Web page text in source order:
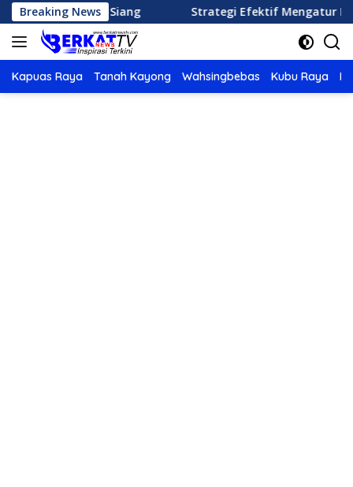
Langsung
ke
konten
Breaking News
Siang Strategi Efektif Mengatur Keuangan
Kapuas Raya Tanah Kayong Wahsingbebas Kubu Raya